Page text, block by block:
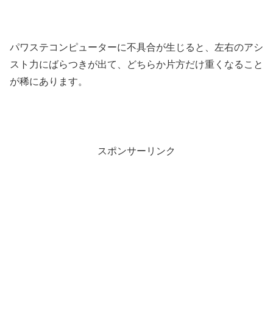
パワステコンピューターに不具合が生じると、左右のアシ
スト力にばらつきが出て、どちらか片方だけ重くなること
が稀にあります。
スポンサーリンク